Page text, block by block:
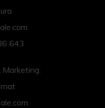
643
Marketing: